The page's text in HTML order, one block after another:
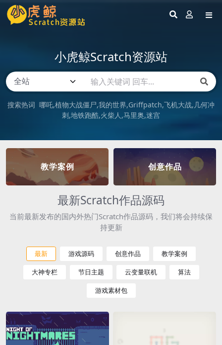
小虎鲸Scratch资源站
搜索热词 哪吒 植物大战僵尸 我的世界 Griffpatch 飞机大战 几何冲
刺 地铁跑酷 火柴人 马里奥 迷宫
教学案例 创意作品
最新Scratch作品源码
当前最新发布的国内外热门Scratch作品源码，我们将会持续保
持更新
最新 游戏源码 创意作品 教学案例
大神专栏 节日主题 云变量联机 算法
游戏素材包